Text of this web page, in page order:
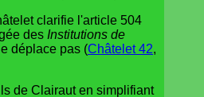
clarifie l'article 504
des Institutions de
déplace pas (Châtelet 42,
de Clairaut en simplifiant